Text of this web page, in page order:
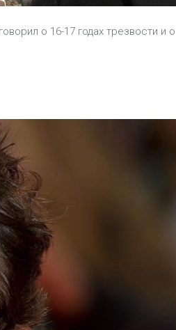
о 16-17 годах трезвости и